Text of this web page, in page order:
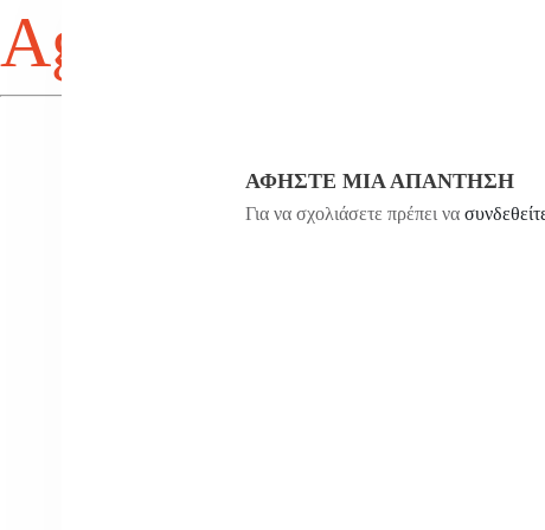
Agios Antonios
ΑΦΉΣΤΕ ΜΙΑ ΑΠΆΝΤΗΣΗ
Για να σχολιάσετε πρέπει να